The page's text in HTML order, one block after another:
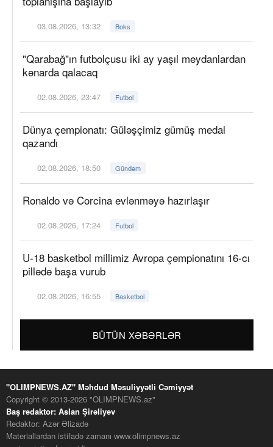
03.08.2026, 13:32 Boks
"Qarabağ"ın futbolçusu iki ay yaşıl meydanlardan
kənarda qalacaq
02.08.2026, 23:47 Futbol
Dünya çempionatı: Güləşçimiz gümüş medal
qazandı
02.08.2026, 18:50 Gündəm
Ronaldo və Corcina evlənməyə hazırlaşır
02.08.2026, 17:24 Futbol
U-18 basketbol millimiz Avropa çempionatını 16-cı
pillədə başa vurub
02.08.2026, 16:55 Basketbol
BÜTÜN XƏBƏRLƏR
"OLIMPNEWS.AZ" Məhdud Məsuliyyətli Cəmiyyət
Copyright © 2013-2026 "OLIMPNEWS.az"
Baş redaktor: Aslan Şirəliyev
Redaktor: Azər Əlizadə
Materiallardan istifadə zamanı www.olimpnews.az